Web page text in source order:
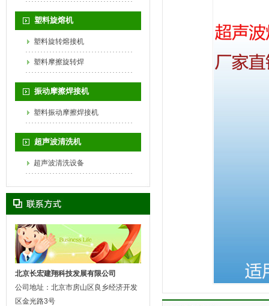
塑料旋熔机
塑料旋转熔接机
塑料摩擦旋转焊
振动摩擦焊接机
塑料振动摩擦焊接机
超声波清洗机
超声波清洗设备
北京长宏建翔科技发展有限公司
公司地址：北京市房山区良乡经济开发
区金光路3号